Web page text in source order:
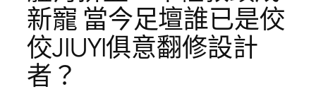
新寵 當今足壇誰已是佼
佼JIUYI俱意翻修設計
者？